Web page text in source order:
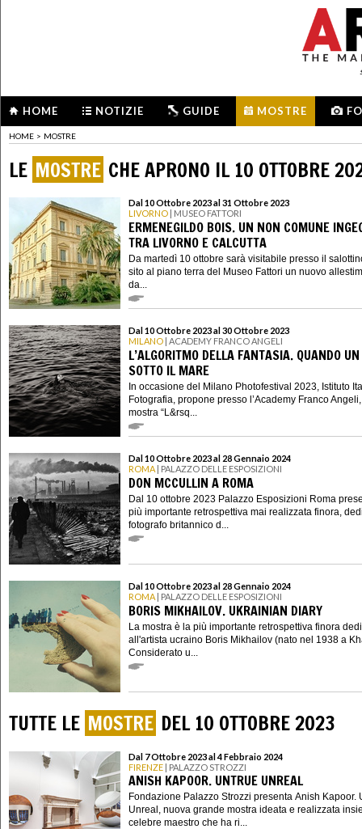
HOME NOTIZIE GUIDE MOSTRE
HOME > MOSTRE
LE MOSTRE CHE APRONO IL 10 OTTOBRE
Dal 10 Ottobre 2023 al 31 Ottobre 2023
LIVORNO | MUSEO FATTORI
ERMENEGILDO BOIS. UN NON COMUNE
TRA LIVORNO E CALCUTTA
Da martedì 10 ottobre sarà visitabile presso il
sito al piano terra del Museo Fattori un nuovo
da...
Dal 10 Ottobre 2023 al 30 Ottobre 2023
MILANO | ACADEMY FRANCO ANGELI
L’ALGORITMO DELLA FANTASIA. QUANDO
SOTTO IL MARE
In occasione del Milano Photofestival 2023, Istituto
Fotografia, propone presso l’Academy Franco
mostra “L&rsq...
Dal 10 Ottobre 2023 al 28 Gennaio 2024
ROMA | PALAZZO DELLE ESPOSIZIONI
DON MCCULLIN A ROMA
Dal 10 ottobre 2023 Palazzo Esposizioni Roma
più importante retrospettiva mai realizzata finora,
fotografo britannico d...
Dal 10 Ottobre 2023 al 28 Gennaio 2024
ROMA | PALAZZO DELLE ESPOSIZIONI
BORIS MIKHAILOV. UKRAINIAN DIARY
La mostra è la più importante retrospettiva finora
all'artista ucraino Boris Mikhailov (nato nel 1938 a
Considerato u...
TUTTE LE MOSTRE DEL 10 OTTOBRE 2023
Dal 7 Ottobre 2023 al 4 Febbraio 2024
FIRENZE | PALAZZO STROZZI
ANISH KAPOOR. UNTRUE UNREAL
Fondazione Palazzo Strozzi presenta Anish Kapoor.
Unreal, nuova grande mostra ideata e realizzata
celebre maestro che ha ri...